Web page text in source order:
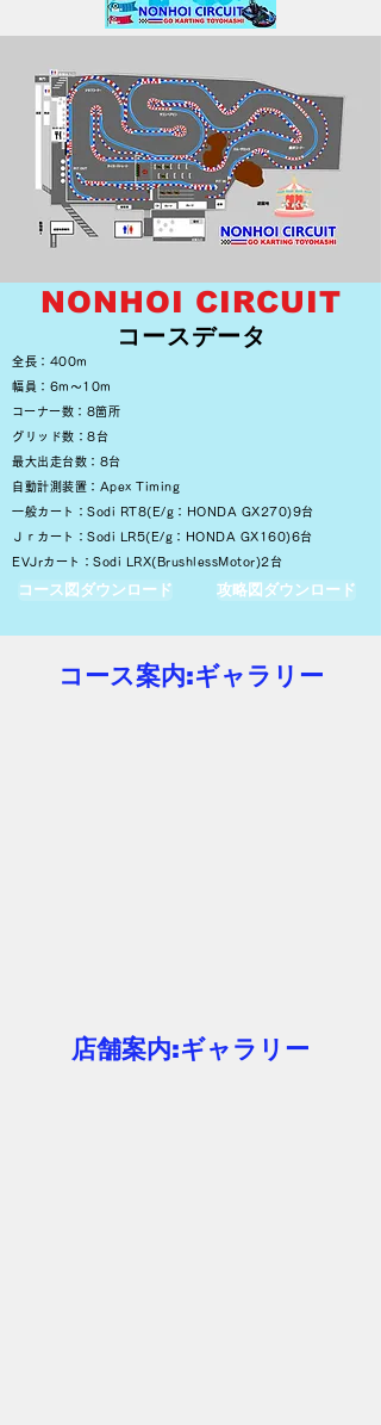
​NONHOI CIRCUIT
コースデータ
​全長：400m
幅員：6m～10m
​コーナー数：8箇所
グリッド数：8台
最大出走台数：8台
自動計測装置：Apex Timing
一般カート：Sodi RT8(E/g：HONDA GX270)9台
Ｊｒカート：Sodi LR5(E/g：HONDA GX160)6台
​EVJrカート：Sodi LRX(BrushlessMotor)2台
コース図ダウンロード 攻略図ダウンロード
コース案内:ギャラリー
店舗案内:ギャラリー